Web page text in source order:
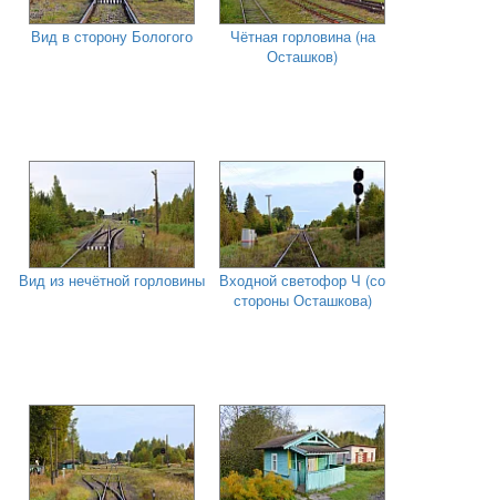
Вид в сторону Бологого
Чётная горловина (на
Осташков)
Вид из нечётной горловины
Входной светофор Ч (со
стороны Осташкова)